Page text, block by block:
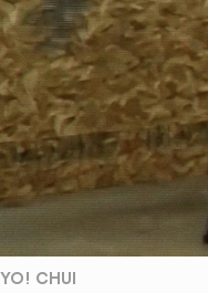
YO! CHUI